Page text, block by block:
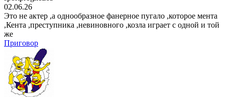
02.06.26
Это не актер ,а однообразное фанерное пугало ,которое мента
,Кента ,преступника ,невиновного ,козла играет с одной и той
же
Приговор